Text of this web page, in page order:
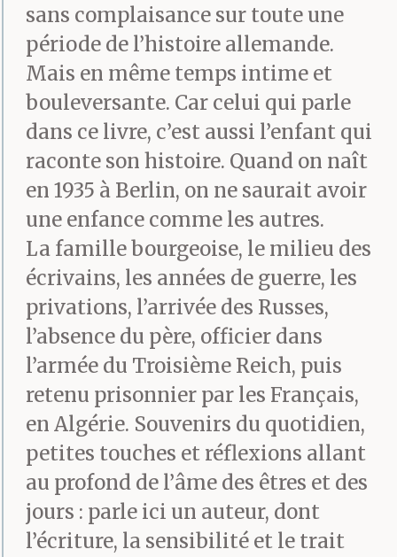
assis à la table, la mère
lisait ou dormait dans
sa chambre. Que
l’enfant était
affectueux, combien il
avait besoin d’amour,
comme c’était touchant
et comme cela devint
pesant.
J’étais assis à la table et
je lui écrivais des
messages avec les
lettres de l’alphabet que
je connaissais,
griffonnées, peintes de
sans complaisance sur toute une
période de l’histoire allemande.
Mais en même temps intime et
bouleversante. Car celui qui parle
dans ce livre, c’est aussi l’enfant qui
raconte son histoire. Quand on naît
en 1935 à Berlin, on ne saurait avoir
une enfance comme les autres.
La famille bourgeoise, le milieu des
écrivains, les années de guerre, les
privations, l’arrivée des Russes,
l’absence du père, officier dans
l’armée du Troisième Reich, puis
retenu prisonnier par les Français,
en Algérie. Souvenirs du quotidien,
petites touches et réflexions allant
au profond de l’âme des êtres et des
jours : parle ici un auteur, dont
l’écriture, la sensibilité et le trait